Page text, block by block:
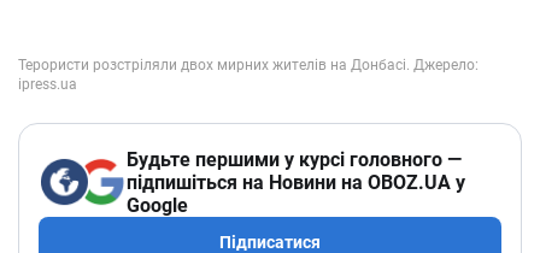
Будьте першими у курсі головного —
підпишіться на Новини на OBOZ.UA у
Google
Підписатися